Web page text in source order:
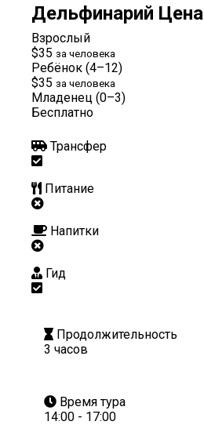
Дельфинарий Цена
Взрослый
$35 за человека
Ребёнок (4–12)
$35 за человека
Младенец (0–3)
Бесплатно
Трансфер
Питание
Напитки
Гид
Продолжительность
3 часов
Время тура
14:00 - 17:00